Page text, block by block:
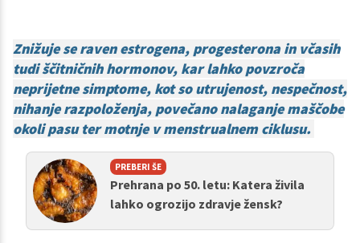
Znižuje se raven estrogena, progesterona in včasih
tudi ščitničnih hormonov, kar lahko povzroča
neprijetne simptome, kot so utrujenost, nespečnost,
nihanje razpoloženja, povečano nalaganje maščobe
okoli pasu ter motnje v menstrualnem ciklusu.
PREBERI ŠE
Prehrana po 50. letu: Katera živila
lahko ogrozijo zdravje žensk?